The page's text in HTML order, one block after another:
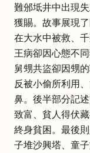
難邠坻井中出現
獲賜。故事展現
在大水中被救、
王病卻因心態不
舅甥共盜卻因甥
反被小偷所利用
鼻。後半部分記
致富、貧人得伏
終身貧困。最後
子堆沙興塔、童